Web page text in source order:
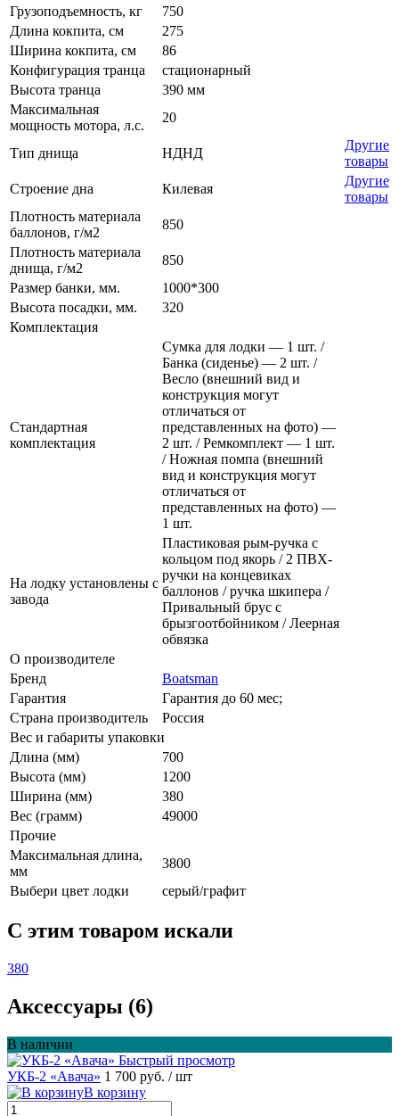
Грузоподъемность, кг
750
Длина кокпита, см
275
Ширина кокпита, см
86
Конфигурация транца
стационарный
Высота транца
390 мм
Максимальная
мощность мотора, л.с.
20
Тип днища НДНД
Другие
товары
Строение дна
Килевая
Другие
товары
Плотность материала
баллонов, г/м2
850
Плотность материала
днища, г/м2
850
Размер банки, мм.
1000*300
Высота посадки, мм.
320
Комплектация
Стандартная
комплектация
Сумка для лодки — 1 шт. /
Банка (сиденье) — 2 шт. /
Весло (внешний вид и
конструкция могут
отличаться от
представленных на фото) —
2 шт. / Ремкомплект — 1 шт.
/ Ножная помпа (внешний
вид и конструкция могут
отличаться от
представленных на фото) —
1 шт.
На лодку установлены с
завода
Пластиковая рым-ручка с
кольцом под якорь / 2 ПВХ-
ручки на концевиках
баллонов / ручка шкипера /
Привальный брус с
брызгоотбойником / Леерная
обвязка
О производителе
Бренд
Boatsman
Гарантия
Гарантия до 60 мес;
Страна производитель
Россия
Вес и габариты упаковки
Длина (мм)
700
Высота (мм)
1200
Ширина (мм)
380
Вес (грамм)
49000
Прочие
Максимальная длина,
мм
3800
Выбери цвет лодки
серый/графит
C этим товаром искали
380
Аксессуары (6)
В наличии
Быстрый просмотр
УКБ-2 «Авача» 1 700 руб. / шт
В корзину